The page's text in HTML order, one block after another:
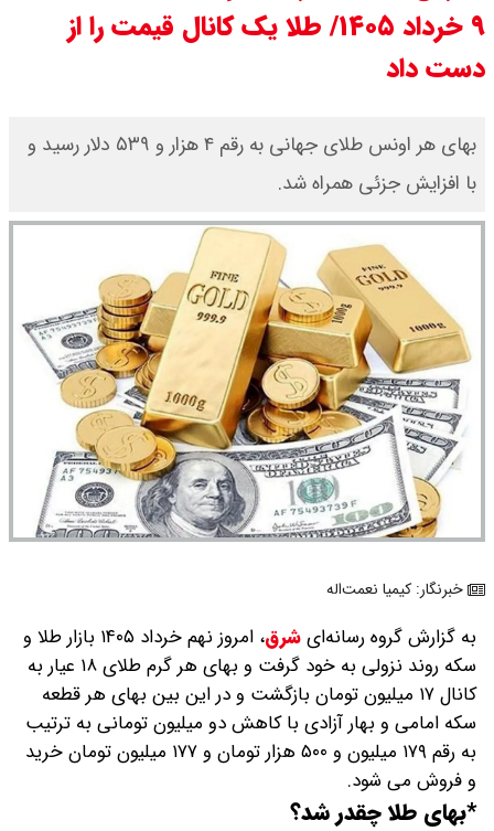
۹ خرداد ۱۴۰۵/ طلا یک کانال قیمت را از
دست داد
بهای هر اونس طلای جهانی به رقم ۴ هزار و ۵۳۹ دلار رسید و
با افزایش جزئی همراه شد.
خبرنگار: کیمیا نعمت‌اله
به گزارش گروه رسانه‌ایشرق،
امروز نهم خرداد ۱۴۰۵ بازار طلا و
سکه روند نزولی به خود گرفت و بهای هر گرم طلای ۱۸ عیار به
کانال ۱۷ میلیون تومان بازگشت و در این بین بهای هر قطعه
سکه امامی و بهار آزادی با کاهش دو میلیون تومانی به ترتیب
به رقم ۱۷۹ میلیون و ۵۰۰ هزار تومان و ۱۷۷ میلیون تومان خرید
و فروش می شود.
*بهای طلا چقدر شد؟